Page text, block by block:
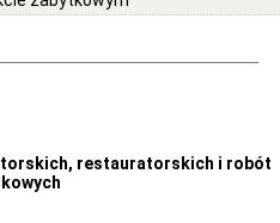
restauratorskich i robót